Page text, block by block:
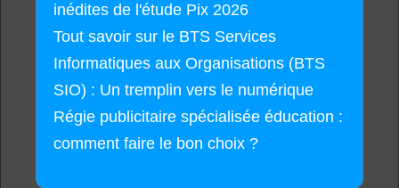
inédites de l'étude Pix 2026
Tout savoir sur le BTS Services
Informatiques aux Organisations (BTS
SIO) : Un tremplin vers le numérique
Régie publicitaire spécialisée éducation :
comment faire le bon choix ?